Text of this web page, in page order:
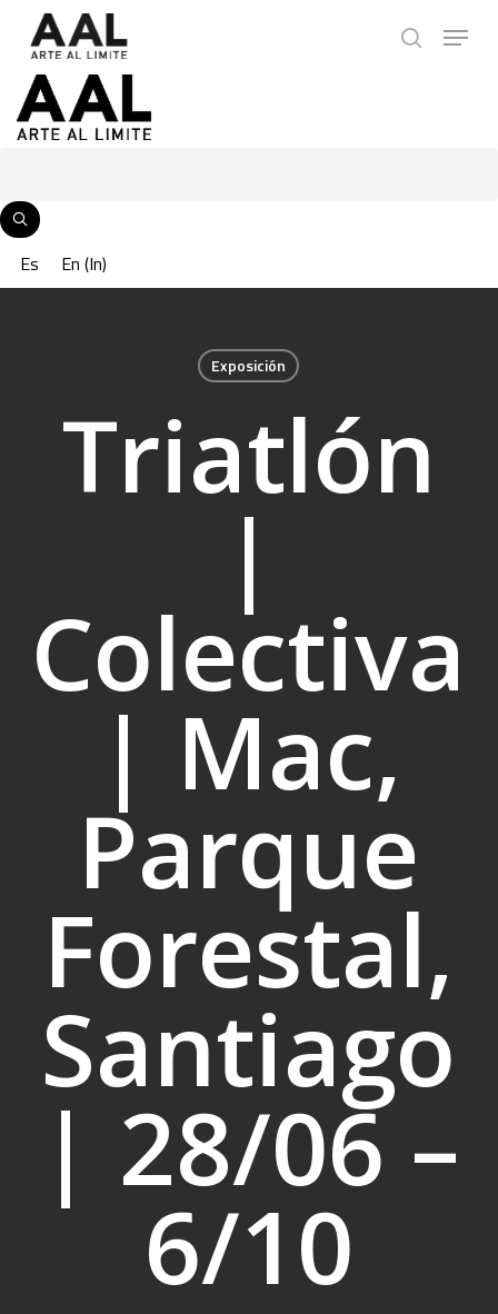
main
content
Es En (In)
search
Menu
Exposición
Triatlón
|
Colectiva
| Mac,
Parque
Forestal,
Santiago
| 28/06 –
6/10